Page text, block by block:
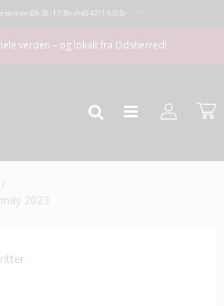
(09:30- 17:30) -(+45 4211 8315)
verden – og lokalt fra Odsherred!
/
2023